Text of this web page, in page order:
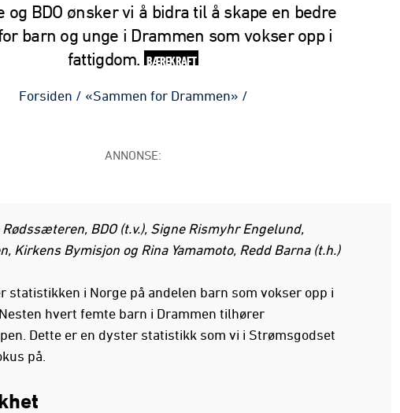
og BDO ønsker vi å bidra til å skape en bedre
barn og unge i Drammen som vokser opp i
fattigdom. BÆREKRAFT
Forsiden / «Sammen for Drammen» /
ANNONSE:
BDO (t.v.), Signe Rismyhr Engelund,
Kirkens Bymisjon og Rina Yamamoto, Redd Barna (t.h.)
statistikken i Norge på andelen barn som vokser opp i
hvert femte barn i Drammen tilhører
Dette er en dyster statistikk som vi i Strømsgodset
på.